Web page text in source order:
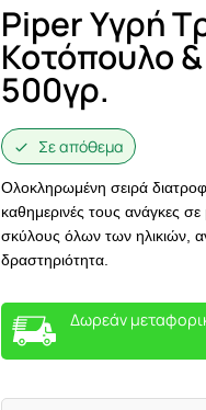
Piper Υγρή
Κοτόπουλο
500γρ.
Σε απόθεμα
Ολοκληρωμένη σειρά
καθημερινές τους ανάγκες σε
σκύλους όλων των ηλικιών,
δραστηριότητα.
Δωρεάν